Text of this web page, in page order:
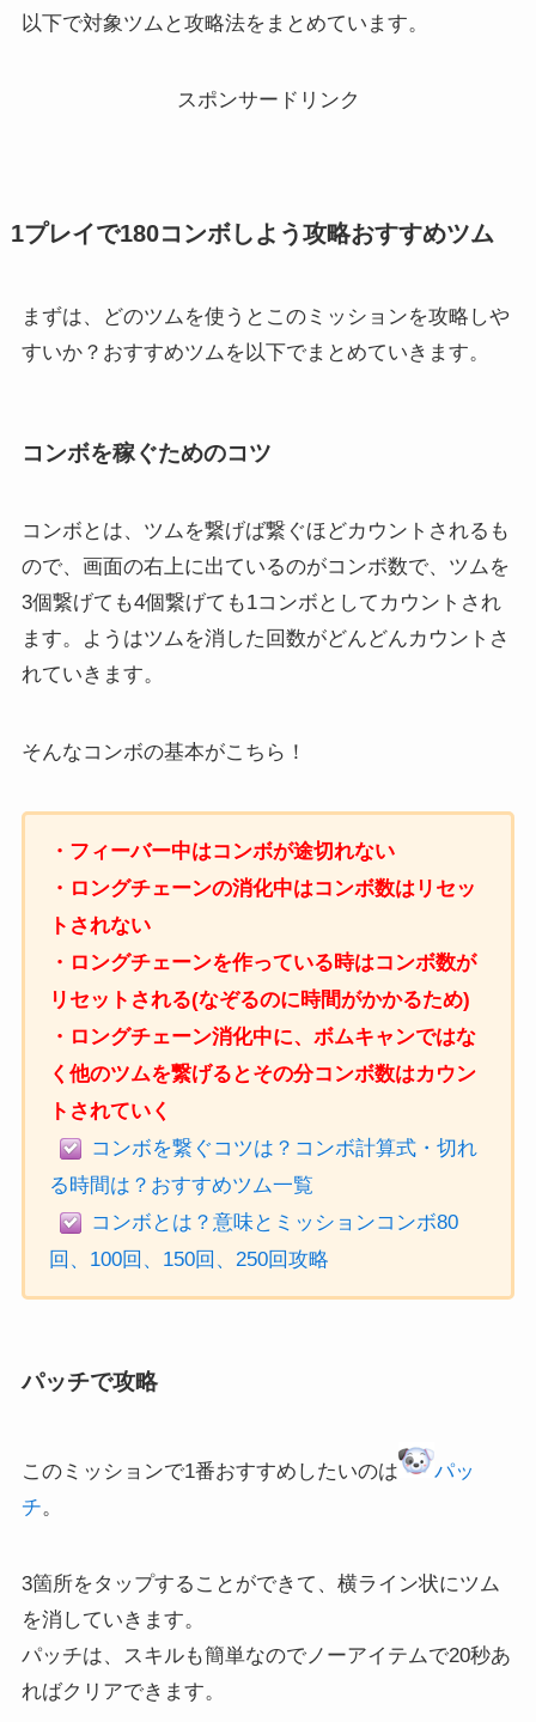
以下で対象ツムと攻略法をまとめています。
スポンサードリンク
1プレイで180コンボしよう攻略おすすめツム
まずは、どのツムを使うとこのミッションを攻略しや
すいか？おすすめツムを以下でまとめていきます。
コンボを稼ぐためのコツ
コンボとは、ツムを繋げば繋ぐほどカウントされるも
ので、画面の右上に出ているのがコンボ数で、ツムを
3個繋げても4個繋げても1コンボとしてカウントされ
ます。ようはツムを消した回数がどんどんカウントさ
れていきます。
そんなコンボの基本がこちら！
・フィーバー中はコンボが途切れない
・ロングチェーンの消化中はコンボ数はリセッ
トされない
・ロングチェーンを作っている時はコンボ数が
リセットされる(なぞるのに時間がかかるため)
・ロングチェーン消化中に、ボムキャンではな
く他のツムを繋げるとその分コンボ数はカウン
トされていく
コンボを繋ぐコツは？コンボ計算式・切れ
る時間は？おすすめツム一覧
コンボとは？意味とミッションコンボ80
回、100回、150回、250回攻略
パッチで攻略
このミッションで1番おすすめしたいのは
パッ
チ。
3箇所をタップすることができて、横ライン状にツム
を消していきます。
パッチは、スキルも簡単なのでノーアイテムで20秒あ
ればクリアできます。